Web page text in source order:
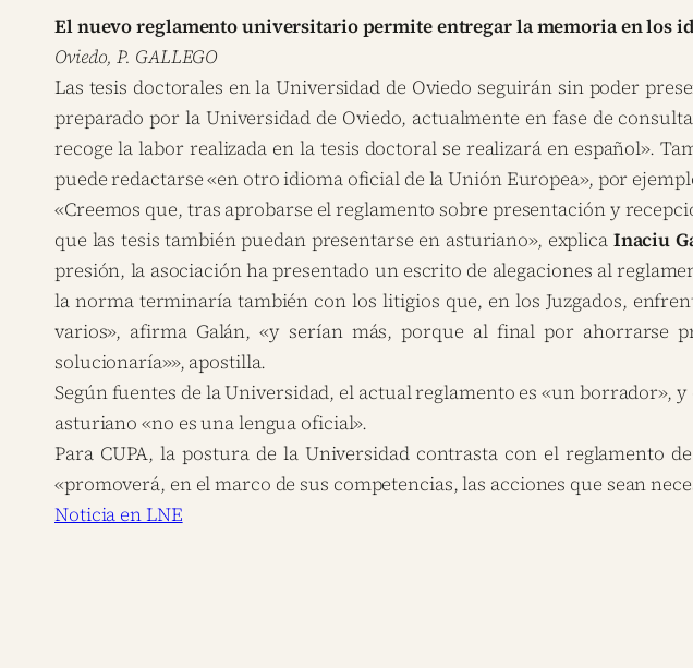
El nuevo reglamento universitario permite entregar la memoria en los
Oviedo, P. GALLEGO
Las tesis doctorales en la Universidad de Oviedo seguirán sin poder
preparado por la Universidad de Oviedo, actualmente en fase de
recoge la labor realizada en la tesis doctoral se realizará en español».
puede redactarse «en otro idioma oficial de la Unión Europea», por
«Creemos que, tras aprobarse el reglamento sobre presentación y
que las tesis también puedan presentarse en asturiano», explica Inaciu
presión, la asociación ha presentado un escrito de alegaciones al
la norma terminaría también con los litigios que, en los Juzgados,
varios», afirma Galán, «y serían más, porque al final por ahorrarse
solucionaría»», apostilla.
Según fuentes de la Universidad, el actual reglamento es «un borrador»,
asturiano «no es una lengua oficial».
Para CUPA, la postura de la Universidad contrasta con el reglamento
«promoverá, en el marco de sus competencias, las acciones que sean
Noticia en LNE